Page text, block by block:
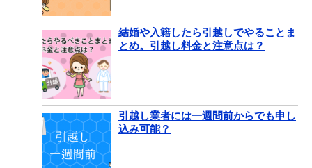
結婚や入籍したら引越しでやることま
とめ。引越し料金と注意点は？
引越し業者には一週間前からでも申し
込み可能？